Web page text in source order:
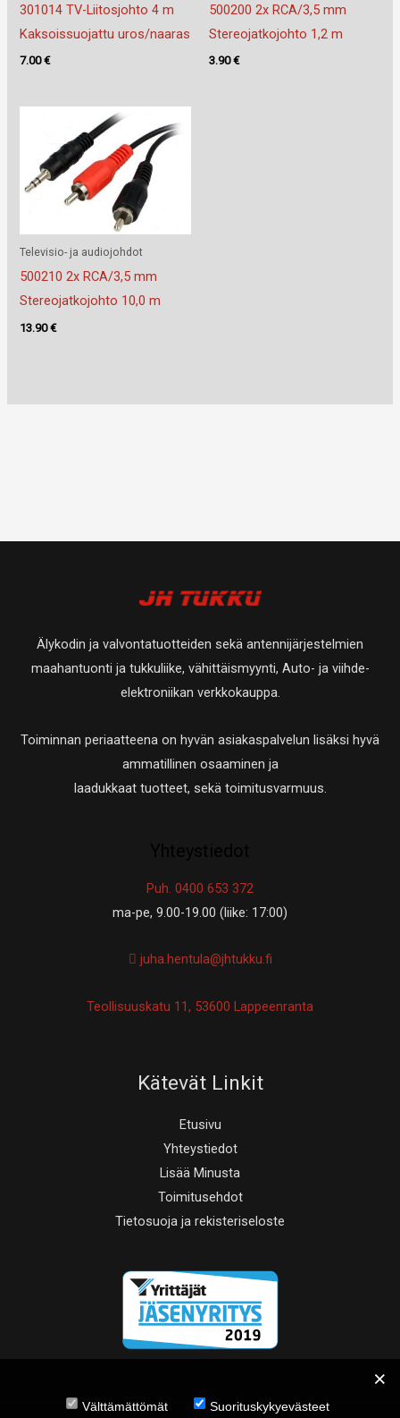
301014 TV-Liitosjohto 4 m
Kaksoissuojattu uros/naaras
7.00€
500200 2x RCA/3,5 mm
Stereojatkojohto 1,2 m
3.90€
Televisio- ja audiojohdot
500210 2x RCA/3,5 mm
Stereojatkojohto 10,0 m
13.90€
Älykodin ja valvontatuotteiden sekä antennijärjestelmien
maahantuonti ja tukkuliike, vähittäismyynti, Auto- ja viihde-
elektroniikan verkkokauppa.
Toiminnan periaatteena on hyvän asiakaspalvelun lisäksi hyvä
ammatillinen osaaminen ja
laadukkaat tuotteet, sekä toimitusvarmuus.
Puh. 0400 653 372
ma-pe, 9.00-19.00 (liike: 17:00)
juha.hentula@jhtukku.fi
Teollisuuskatu 11, 53600 Lappeenranta
Kätevät Linkit
Etusivu
Yhteystiedot
Lisää Minusta
Toimitusehdot
Tietosuoja ja rekisteriseloste
Välttämättömät Suorituskykyevästeet